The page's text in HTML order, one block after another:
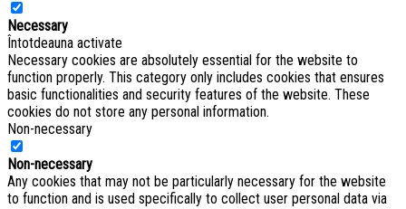
Necessary
Întotdeauna activate
Necessary cookies are absolutely essential for the website to
function properly. This category only includes cookies that ensures
basic functionalities and security features of the website. These
cookies do not store any personal information.
Non-necessary
Non-necessary
Any cookies that may not be particularly necessary for the website
to function and is used specifically to collect user personal data via